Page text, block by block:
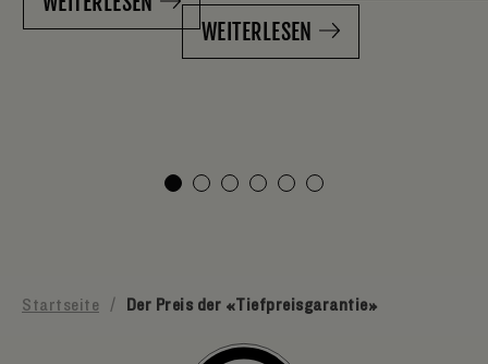
WEITERLESEN
Startseite / Der Preis der «Tiefpreisgarantie»